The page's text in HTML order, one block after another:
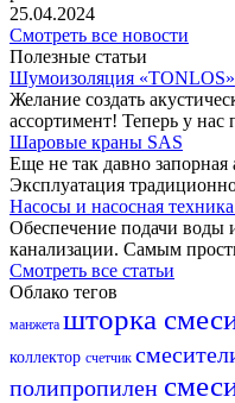
25.04.2024
Смотреть все новости
Полезные статьи
Шумоизоляция «TONLOS»
Желание создать
ассортимент! Теперь у нас
Шаровые краны SAS
Еще не так давно
Эксплуатация
Насосы и насосная
Обеспечение подачи воды
канализации. Самым
Смотреть все статьи
Облако тегов
манжета шторка
коллектор счетчик
полипропилен